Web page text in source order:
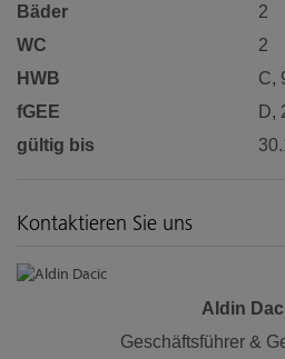
Bäder
2
WC
2
HWB
C,
fGEE
D,
gültig bis
Kontaktieren Sie uns
Aldin
Geschäftsführer &